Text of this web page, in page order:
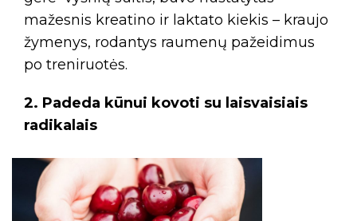
mažesnis kreatino ir laktato kiekis – kraujo
žymenys, rodantys raumenų pažeidimus
po treniruotės.
2. Padeda kūnui kovoti su laisvaisiais
radikalais